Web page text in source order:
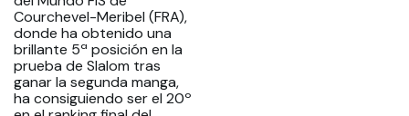
Courchevel-Meribel (FRA),
donde ha obtenido una
brillante 5ª posición en la
prueba de Slalom tras
ganar la segunda manga,
ha consiguiendo ser el 20º